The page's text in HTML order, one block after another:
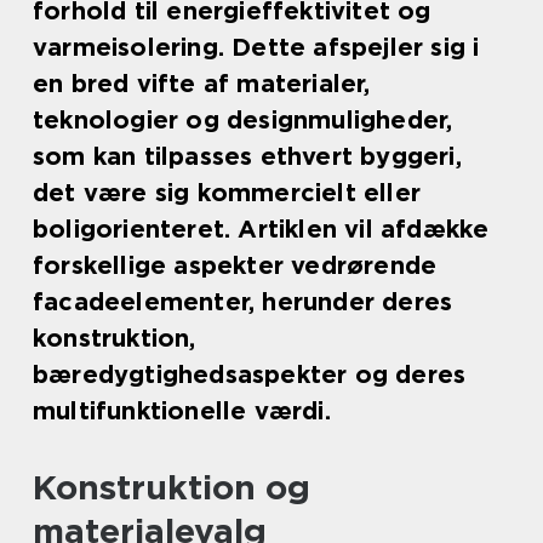
forhold til energieffektivitet og
varmeisolering. Dette afspejler sig i
en bred vifte af materialer,
teknologier og designmuligheder,
som kan tilpasses ethvert byggeri,
det være sig kommercielt eller
boligorienteret. Artiklen vil afdække
forskellige aspekter vedrørende
facadeelementer, herunder deres
konstruktion,
bæredygtighedsaspekter og deres
multifunktionelle værdi.
Konstruktion og
materialevalg